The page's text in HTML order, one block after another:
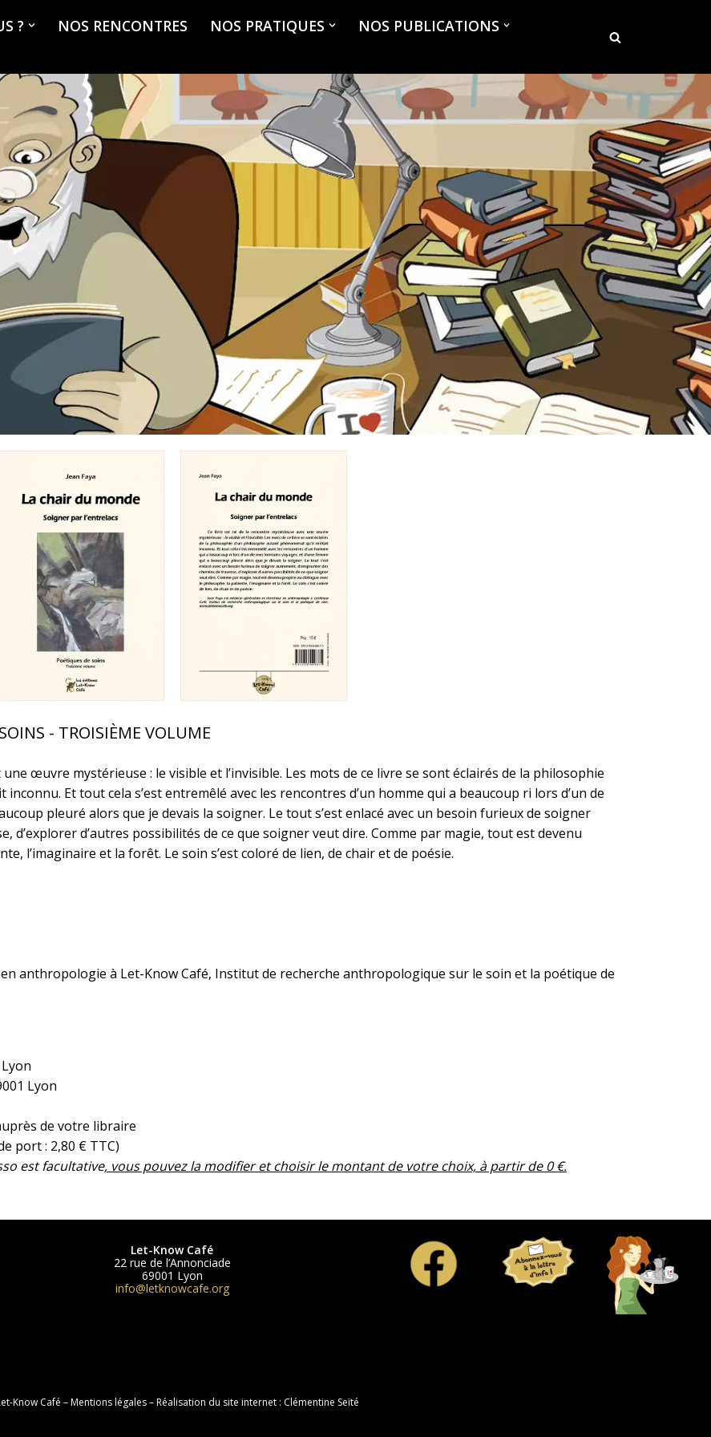
? NOS RENCONTRES NOS PRATIQUES
NOS PUBLICATIONS
- TROISIÈME VOLUME
œuvre mystérieuse : le visible et l’invisible. Les mots de ce livre se sont éclairés de la philosophie
Et tout cela s’est entremêlé avec les rencontres d’un homme qui a beaucoup ri lors d’un de
pleuré alors que je devais la soigner. Le tout s’est enlacé avec un besoin furieux de soigner
d’explorer d’autres possibilités de ce que soigner veut dire. Comme par magie, tout est devenu
l’imaginaire et la forêt. Le soin s’est coloré de lien, de chair et de poésie.
anthropologie à Let-Know Café, Institut de recherche anthropologique sur le soin et la poétique de
Lyon
de votre libraire
port : 2,80 € TTC)
est facultative, vous pouvez la modifier et choisir le montant de votre choix, à partir de 0 €.
Let-Know Café
22 rue de l’Annonciade
69001 Lyon
info@letknowcafe.org
Know Café –Mentions légales– Réalisation du site internet : Clémentine Seïté